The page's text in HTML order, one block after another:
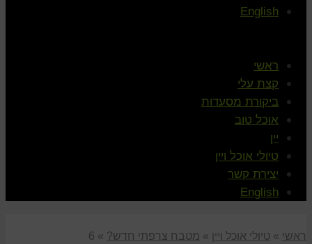
English
ראשי
קצת עלי
ביקורת מסעדות
אוכל טוב
יין
טיולי אוכל ויין
יצירת קשר
English
ראשי » טיולי אוכל ויין » מטבח צרפתי חדש? »
6